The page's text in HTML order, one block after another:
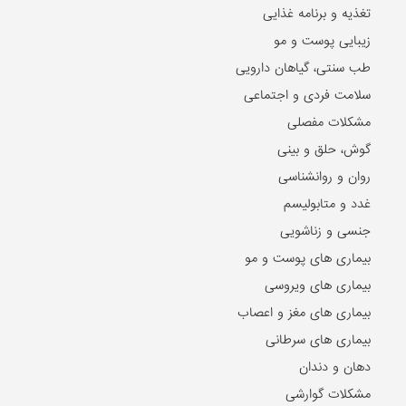
تغذیه و برنامه غذایی
زیبایی پوست و مو
طب سنتی، گیاهان دارویی
سلامت فردی و اجتماعی
مشکلات مفصلی
گوش، حلق و بینی
روان و روانشناسی
غدد و متابولیسم
جنسی و زناشویی
بیماری های پوست و مو
بیماری های ویروسی
بیماری های مغز و اعصاب
بیماری های سرطانی
دهان و دندان
مشکلات گوارشی